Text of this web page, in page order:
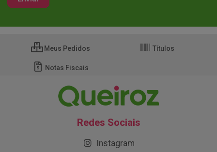
Meus Pedidos Títulos
Notas Fiscais
Redes Sociais
Instagram